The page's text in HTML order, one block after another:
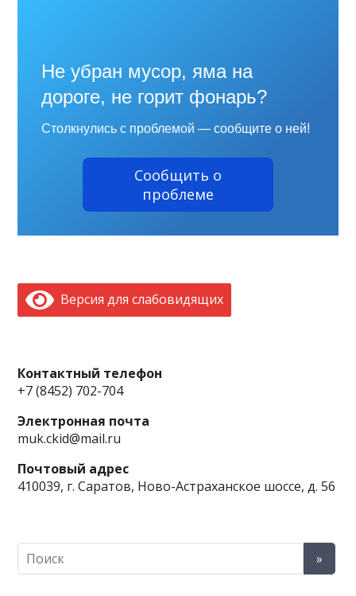
Не убран мусор, яма на
дороге, не горит фонарь?
Столкнулись с проблемой — сообщите о ней!
Сообщить о
проблеме
Версия для слабовидящих
Контактный телефон
+7 (8452) 702-704
Электронная почта
muk.ckid@mail.ru
Почтовый адрес
410039, г. Саратов, Ново-Астраханское шоссе, д. 56